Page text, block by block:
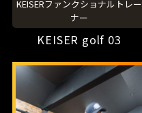
KEISERファンクショナルトレー
ナー
KEISER golf 03